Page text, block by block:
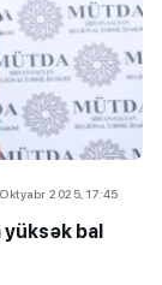
2025, 17:45
yüksək bal